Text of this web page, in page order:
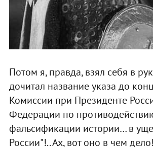
Потом я, правда, взял себя в
дочитал название указа до
Комиссии при Президенте
Федерации по
фальсификации истории… в
России"!.. Ах, вот оно в чем